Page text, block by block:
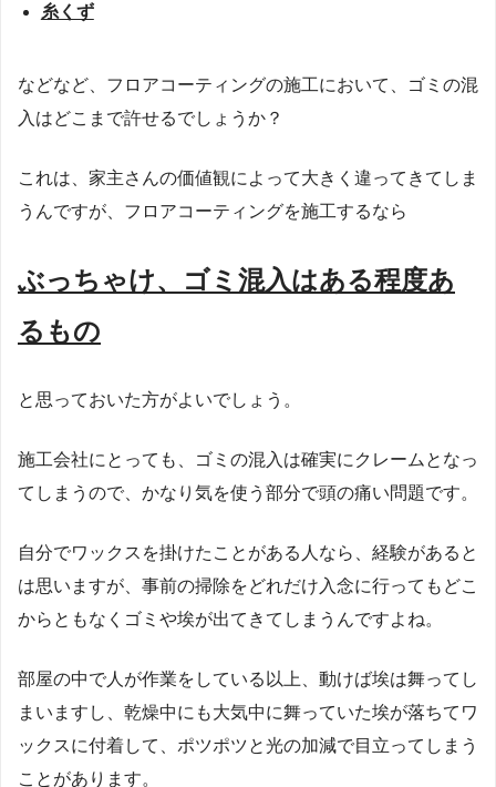
糸くず
などなど、フロアコーティングの施工において、ゴミの混
入はどこまで許せるでしょうか？
これは、家主さんの価値観によって大きく違ってきてしま
うんですが、フロアコーティングを施工するなら
ぶっちゃけ、ゴミ混入はある程度あ
るもの
と思っておいた方がよいでしょう。
施工会社にとっても、ゴミの混入は確実にクレームとなっ
てしまうので、かなり気を使う部分で頭の痛い問題です。
自分でワックスを掛けたことがある人なら、経験があると
は思いますが、事前の掃除をどれだけ入念に行ってもどこ
からともなくゴミや埃が出てきてしまうんですよね。
部屋の中で人が作業をしている以上、動けば埃は舞ってし
まいますし、乾燥中にも大気中に舞っていた埃が落ちてワ
ックスに付着して、ポツポツと光の加減で目立ってしまう
ことがあります。